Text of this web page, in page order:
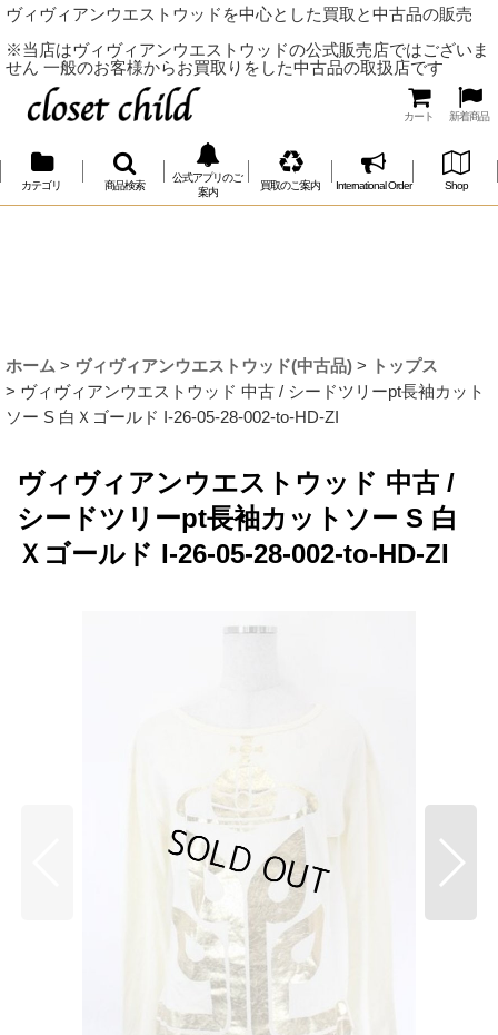
ヴィヴィアンウエストウッドを中心とした買取と中古品の販売
※当店はヴィヴィアンウエストウッドの公式販売店ではございま
せん 一般のお客様からお買取りをした中古品の取扱店です
カート 新着商品
カテゴリ 商品検索
公式アプリのご
案内
買取のご案内 International Order Shop
ホーム > ヴィヴィアンウエストウッド(中古品) >
トップス
> ヴィヴィアンウエストウッド 中古 / シードツリーpt長袖カット
ソー S 白Ｘゴールド I-26-05-28-002-to-HD-ZI
ヴィヴィアンウエストウッド 中古 /
シードツリーpt長袖カットソー S 白
Ｘゴールド I-26-05-28-002-to-HD-ZI